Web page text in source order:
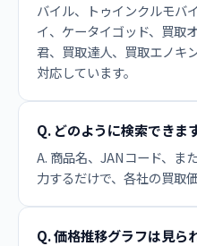
バイル、トゥインクルモバ
イ、ケータイゴッド、買取
君、買取達人、買取エノキ
対応しています。
Q. どのように検索できま
A. 商品名、JANコード、ま
力するだけで、各社の買取
Q. 価格推移グラフは見ら